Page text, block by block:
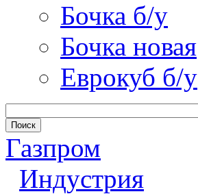
Бочка б/у
Бочка новая
Еврокуб б/у
Газпром
Индустрия